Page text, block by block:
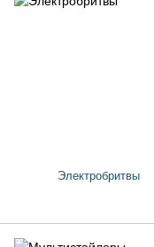
Электробритвы